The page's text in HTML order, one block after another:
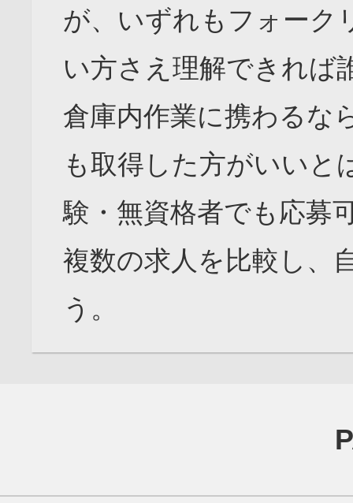
が、いずれもフォーク
い方さえ理解できれば
倉庫内作業に携わるな
も取得した方がいいと
験・無資格者でも応募
複数の求人を比較し、
う。